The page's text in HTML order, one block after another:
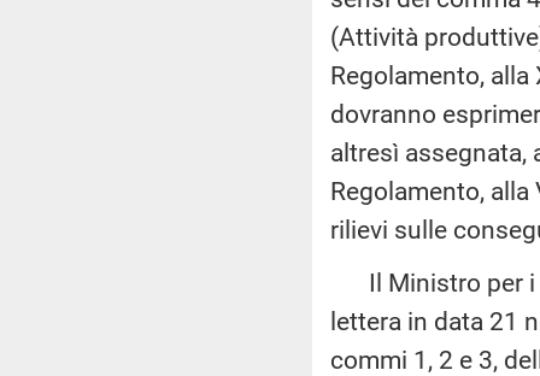
(Attività
Regolamento,
dovranno
altresì assegnata,
Regolamento,
rilievi sulle
Il Ministro per i
lettera in data 21
commi 1, 2 e 3,